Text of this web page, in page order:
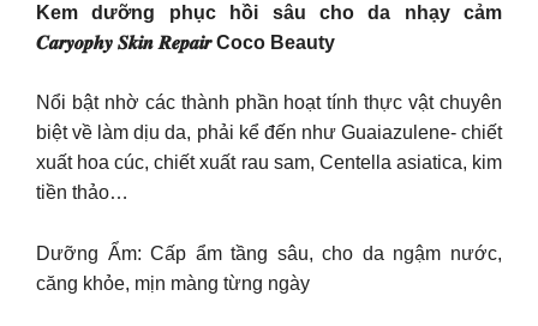
Kem dưỡng phục hồi sâu cho da nhạy cảm
𝑪𝒂𝒓𝒚𝒐𝒑𝒉𝒚 𝑺𝒌𝒊𝒏 𝑹𝒆𝒑𝒂𝒊𝒓 Coco Beauty
Nổi bật nhờ các thành phần hoạt tính thực vật chuyên
biệt về làm dịu da, phải kể đến như Guaiazulene- chiết
xuất hoa cúc, chiết xuất rau sam, Centella asiatica, kim
tiền thảo…
Dưỡng Ẩm: Cấp ẩm tầng sâu, cho da ngậm nước,
căng khỏe, mịn màng từng ngày